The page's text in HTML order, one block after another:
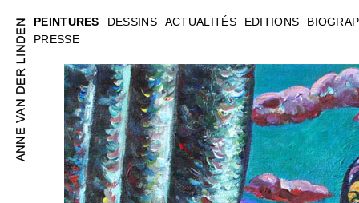
PEINTURES
PRESSE
DESSINS ACTUALITÉS EDITIONS